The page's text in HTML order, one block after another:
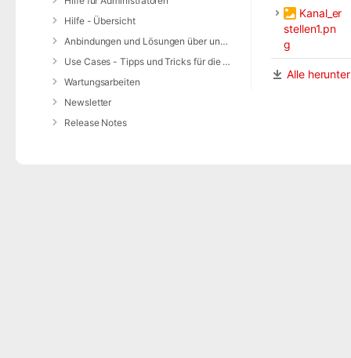
Hilfe - Übersicht
Anbindungen und Lösungen über unsere Web-Schnittstelle (REST-API)
Use Cases - Tipps und Tricks für die Anwendung von DIVERA 24/7
Wartungsarbeiten
Newsletter
Release Notes
Kanal_er
stellen1.pn
g
Alle